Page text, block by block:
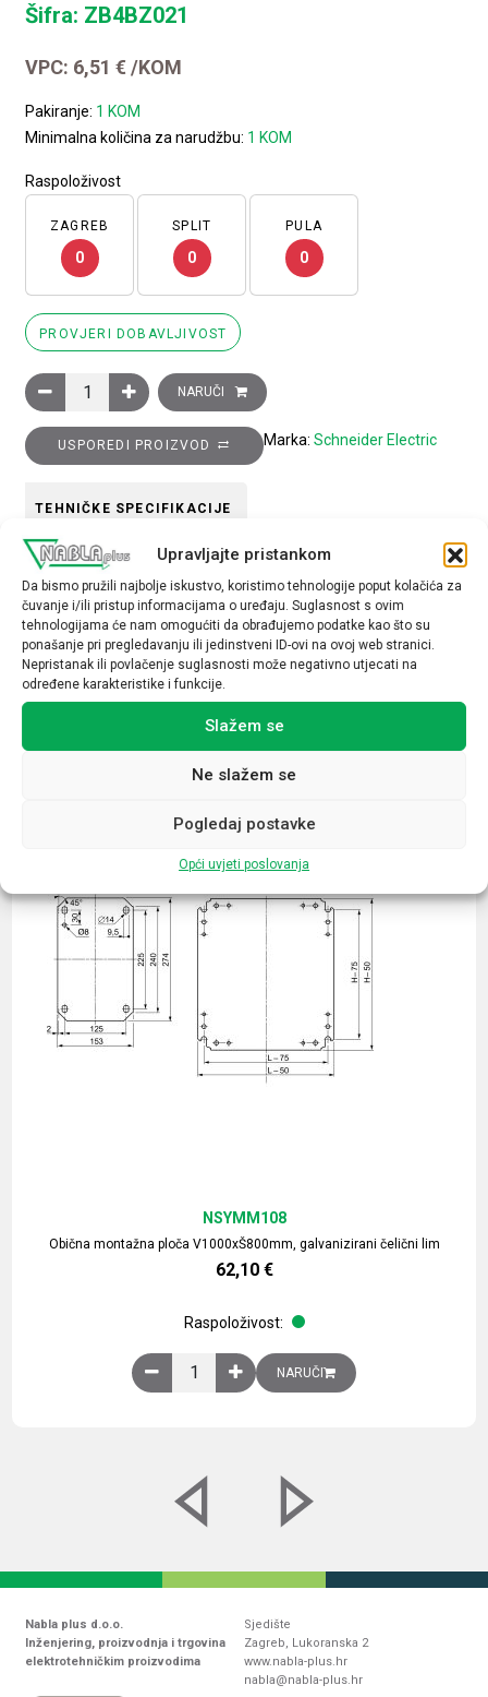
Upravljajte pristankom
Da bismo pružili najbolje iskustvo, koristimo tehnologije poput kolačića za
čuvanje i/ili pristup informacijama o uređaju. Suglasnost s ovim
tehnologijama će nam omogućiti da obrađujemo podatke kao što su
ponašanje pri pregledavanju ili jedinstveni ID-ovi na ovoj web stranici.
Nepristanak ili povlačenje suglasnosti može negativno utjecati na
određene karakteristike i funkcije.
Slažem se
Ne slažem se
Pogledaj postavke
Opći uvjeti poslovanja
Šifra: ZB4BZ021
VPC: 6,51€ /KOM
Pakiranje: 1 KOM
Minimalna količina za narudžbu: 1 KOM
Raspoloživost
ZAGREB
0
SPLIT
0
PULA
0
PROVJERI DOBAVLJIVOST
Kit za ugradnju tipkala promjera 22 količina
NARUČI
USPOREDI PROIZVOD Marka: Schneider Electric
TEHNIČKE SPECIFIKACIJE
Tip opreme
ostalo
Povezani proizvodi
Obična montažna ploča V1000xŠ800mm, galvanizirani čelični lim
NSYMM108
62,10 €
Raspoloživost:
Obična montažna ploča V1000xŠ800mm,
NARUČI
Nabla plus d.o.o.
Inženjering, proizvodnja i trgovina
elektrotehničkim proizvodima
Sjedište
Zagreb, Lukoranska 2
www.nabla-plus.hr
nabla@nabla-plus.hr